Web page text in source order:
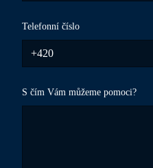
Telefonní číslo
S čím Vám můžeme pomoci?